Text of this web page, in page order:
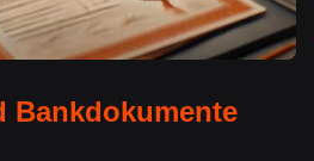
Bankdokumente